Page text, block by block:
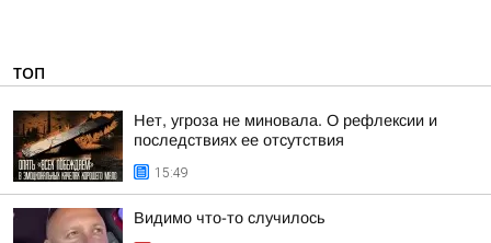
ТОП
Нет, угроза не миновала. О рефлексии и
последствиях ее отсутствия
15:49
Видимо что-то случилось